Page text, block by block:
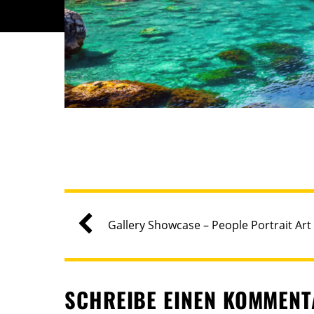
Gallery Showcase – People Portrait Art
SCHREIBE EINEN